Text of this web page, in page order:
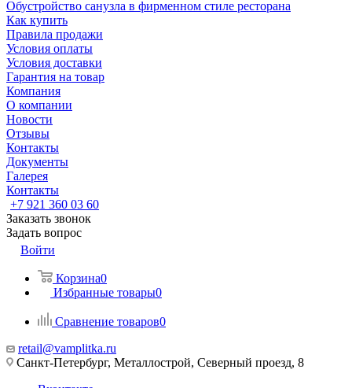
Обустройство санузла в фирменном стиле ресторана
Как купить
Правила продажи
Условия оплаты
Условия доставки
Гарантия на товар
Компания
О компании
Новости
Отзывы
Контакты
Документы
Галерея
Контакты
+7 921 360 03 60
Заказать звонок
Задать вопрос
Войти
Корзина0
Избранные товары0
Сравнение товаров0
retail@vamplitka.ru
Санкт-Петербург, Металлострой, Северный проезд, 8